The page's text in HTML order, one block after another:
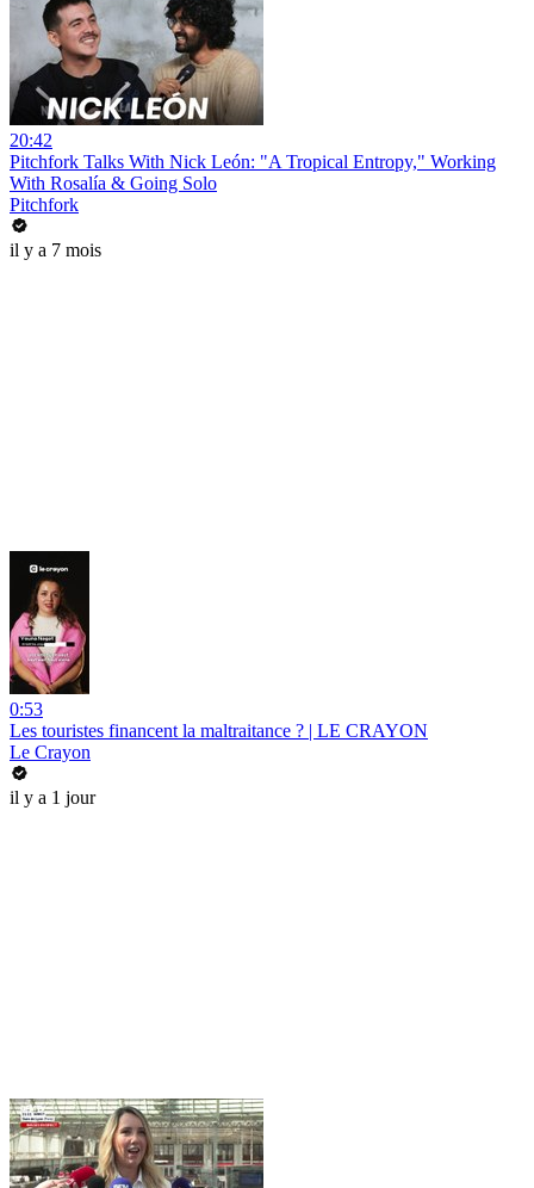
20:42
Pitchfork Talks With Nick León: "A Tropical Entropy," Working
With Rosalía & Going Solo
Pitchfork
il y a 7 mois
0:53
Les touristes financent la maltraitance ? | LE CRAYON
Le Crayon
il y a 1 jour